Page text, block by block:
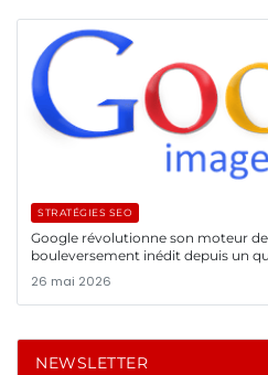
STRATÉGIES SEO
Google révolutionne son moteur
bouleversement inédit depuis un
26 mai 2026
NEWSLETTER